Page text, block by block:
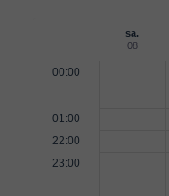
sa.
08
00:00
01:00
22:00
23:00